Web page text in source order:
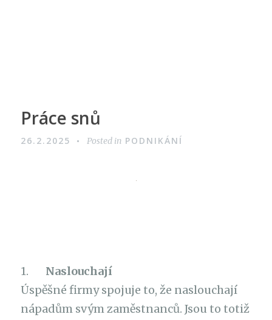
Práce snů
26.2.2025 Posted in PODNIKÁNÍ
1. Naslouchají
Úspěšné firmy spojuje to, že naslouchají
nápadům svým zaměstnanců. Jsou to totiž